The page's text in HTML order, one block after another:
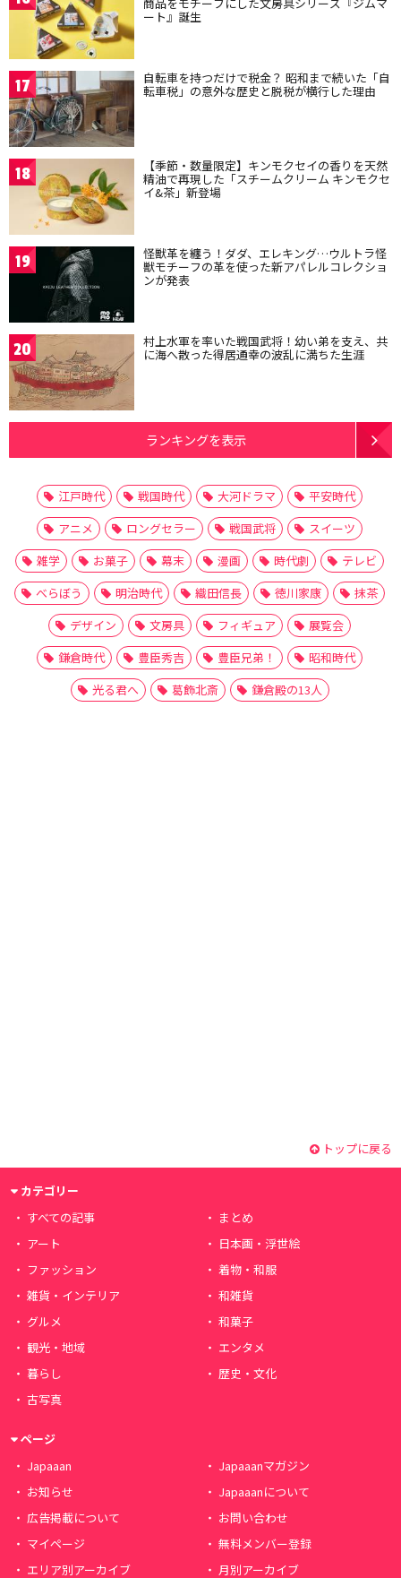
ート』誕生
17 自転車を持つだけで税金？ 昭和まで続いた「自
転車税」の意外な歴史と脱税が横行した理由
18 【季節・数量限定】キンモクセイの香りを天然
精油で再現した「スチームクリーム キンモクセ
イ&茶」新登場
19 怪獣革を纏う！ダダ、エレキング…ウルトラ怪
獣モチーフの革を使った新アパレルコレクショ
ンが発表
20 村上水軍を率いた戦国武将！幼い弟を支え、共
に海へ散った得居通幸の波乱に満ちた生涯
ランキングを表示
江戸時代 戦国時代 大河ドラマ
平安時代
アニメ
ロングセラー 戦国武将
スイーツ
雑学
お菓子 幕末 漫画 時代劇
テレビ
べらぼう
明治時代 織田信長 徳川家康
抹茶
デザイン
文房具 フィギュア
展覧会
鎌倉時代
豊臣秀吉 豊臣兄弟！
昭和時代
光る君へ
葛飾北斎 鎌倉殿の13人
トップに戻る
カテゴリー
すべての記事
まとめ
アート
日本画・浮世絵
ファッション
着物・和服
雑貨・インテリア
和雑貨
グルメ
和菓子
観光・地域
エンタメ
暮らし
歴史・文化
古写真
ページ
Japaaan
Japaaanマガジン
お知らせ
Japaaanについて
広告掲載について
お問い合わせ
マイページ
無料メンバー登録
エリア別アーカイブ
月別アーカイブ